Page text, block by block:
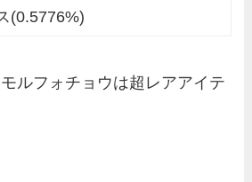
(0.5776%)
ルフォチョウは超レアアイテ